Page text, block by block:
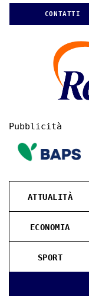
CONTATTI
Pubblicità
ATTUALITÀ
ECONOMIA
SPORT